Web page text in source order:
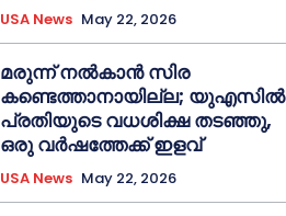
USA News May 22, 2026
മരുന്ന് നൽകാൻ സിര
കണ്ടെത്താനായില്ല; യുഎസിൽ
പ്രതിയുടെ വധശിക്ഷ തടഞ്ഞു,
ഒരു വർഷത്തേക്ക് ഇളവ്
USA News May 22, 2026